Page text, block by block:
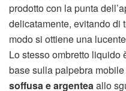
prodotto con la punta
delicatamente, evitando di
modo si ottiene una
Lo stesso ombretto liquido
base sulla palpebra
soffusa e argenteaallo